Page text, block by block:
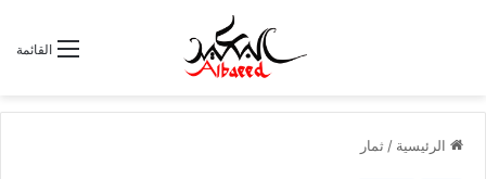
القائمة
الرئيسية / ثمار